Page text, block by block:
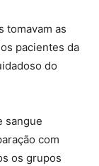
tomavam as
pacientes da
do
sangue
com
os grupos